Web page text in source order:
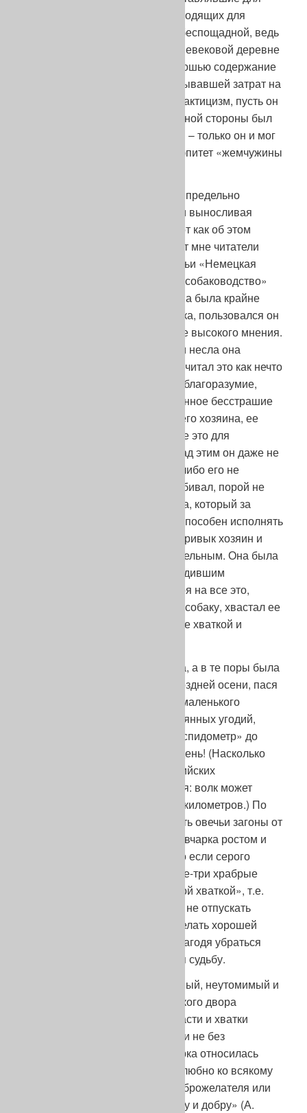
разведения, только самых подходящих для
работы собак. Селекция была беспощадной, ведь
трудные условия жизни в средневековой деревне
делали непозволительной роскошью содержание
собаки-нахлебницы, не оправдывавшей затрат на
ее кормление. Крестьянский практицизм, пусть он
сегодня кажется жестоким, с одной стороны был
вынужденной мерой, а с другой – только он и мог
создать породу, заслужившую эпитет «жемчужины
Сельскому жителю нужна была предельно
неприхотливая, жизнестойкая и выносливая
собака – «на все руки дока». Вот как об этом
писал Август Шмидт (да простят мне читатели
обильное цитирование его статьи «Немецкая
овчарка» из журнала «Кровное собаководство»
№4 за 1926 г.): «Крестьянину она была крайне
необходима как дворовая собака, пользовался он
ею вовсю и был о ней далеко не высокого мнения.
До последнего дня своей жизни несла она
тяжелую работу, а крестьянин считал это как нечто
«само собою понятное»; ее же благоразумие,
самопожертвование, мужественное бесстрашие
при защите собственности своего хозяина, ее
непревзойденная чуткость – все это для
крестьянина была «ничто», и над этим он даже не
задумывался. Собаку, почему-либо его не
удовлетворяющую, он просто убивал, порой не
щадя даже своего старого друга, который за
дряхлостью своей уже не был способен исполнять
тех тяжелых работ, к которым привык хозяин и
исполнение коих считал обязательным. Она была
вещью, инструментом, производившим
определенную работу. Несмотря на все это,
крестьянин все же любил свою собаку, хвастал ее
умом, пригодностью к работе, ее хваткой и
Доля овчарки и сегодня нелегка, а в те поры была
куда как трудней. С весны до поздней осени, пася
отару и перегоняя ее с одного маленького
пастбища на другое среди засеянных угодий,
овчарка «накручивала на свой спидометр» до
двухсот километров – каждый день! (Насколько
помнится, таковы данные английских
исследователей. Для сравнения: волк может
пробежать за сутки порядка 80 километров.) По
ночам ей приходилось оберегать овечьи загоны от
хищников. Конечно, немецкая овчарка ростом и
силою много уступала волку, но если серого
разбойника атаковали сразу две-три храбрые
собаки, умевшие драться «одной хваткой», т.е.
сразу вцепляться в горло и уже не отпускать
противника, как и полагается делать хорошей
овчарке, то волку лучше было загодя убраться
подобру-поздорову, не искушая судьбу.
«Как неподкупный, бесхитростный, неутомимый и
неумолимый сторож крестьянского двора
славилась овчарка также. Ее пасти и хватки
боялся каждый чужой человек, и не без
основания, ибо немецкая овчарка относилась
всегда недоверчиво и недружелюбно ко всякому
чужому, в нем она видела недоброжелателя или
врага своему хозяину, его двору и добру» (А.